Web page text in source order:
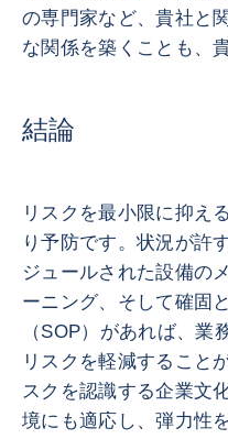
の専門家など、貴社と
な関係を築くことも、
結論
リスクを最小限に抑え
り予防です。状況が許
ジュールされた設備の
ーニング、そして確固
（SOP）があれば、業
リスクを軽減すること
スクを認識する企業文
境にも適応し、弾力性